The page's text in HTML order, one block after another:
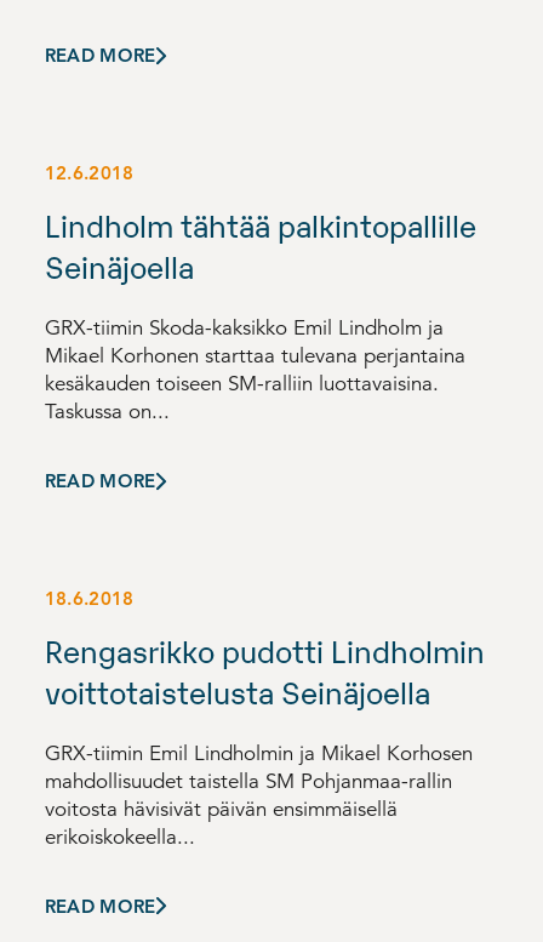
READ MORE
12.6.2018
Lindholm tähtää palkintopallille
Seinäjoella
GRX-tiimin Skoda-kaksikko Emil Lindholm ja
Mikael Korhonen starttaa tulevana perjantaina
kesäkauden toiseen SM-ralliin luottavaisina.
Taskussa on...
READ MORE
18.6.2018
Rengasrikko pudotti Lindholmin
voittotaistelusta Seinäjoella
GRX-tiimin Emil Lindholmin ja Mikael Korhosen
mahdollisuudet taistella SM Pohjanmaa-rallin
voitosta hävisivät päivän ensimmäisellä
erikoiskokeella...
READ MORE